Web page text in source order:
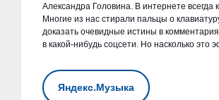
Александра Головина. В интернете всегда
Многие из нас стирали пальцы о
доказать очевидные истины в
в какой-нибудь соцсети. Но насколько это
Яндекс.Музыка